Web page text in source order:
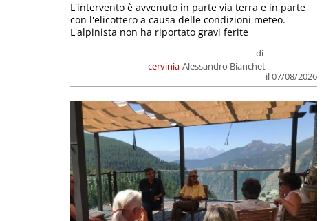
cervinia
di
Alessandro Bianchet
il 07/08/2026
L'intervento è avvenuto in parte via terra e in parte
con l'elicottero a causa delle condizioni meteo.
L'alpinista non ha riportato gravi ferite